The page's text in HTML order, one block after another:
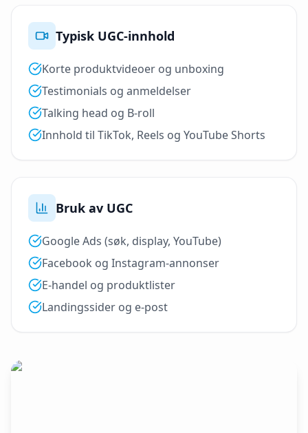
Typisk UGC-innhold
Korte produktvideoer og unboxing
Testimonials og anmeldelser
Talking head og B-roll
Innhold til TikTok, Reels og YouTube Shorts
Bruk av UGC
Google Ads (søk, display, YouTube)
Facebook og Instagram-annonser
E-handel og produktlister
Landingssider og e-post